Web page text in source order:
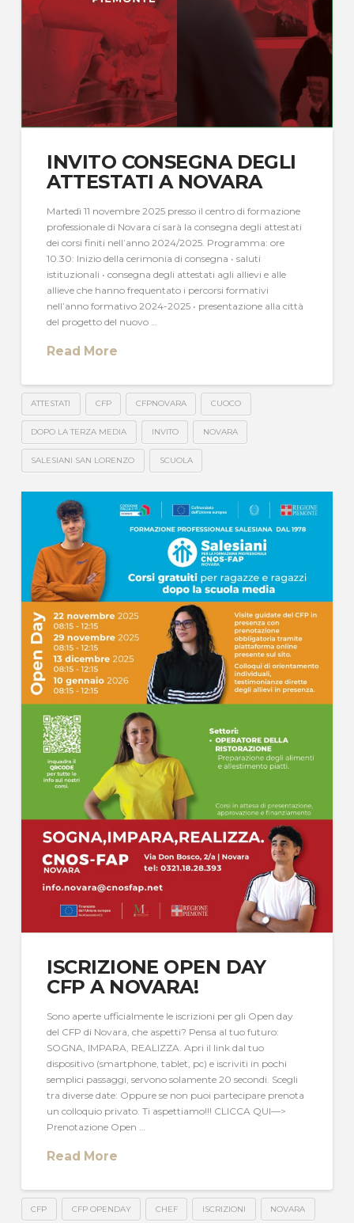
INVITO CONSEGNA DEGLI
ATTESTATI A NOVARA
Martedì 11 novembre 2025 presso il centro di formazione
professionale di Novara ci sarà la consegna degli attestati
dei corsi finiti nell’anno 2024/2025. Programma: ore
10.30: Inizio della cerimonia di consegna • saluti
istituzionali • consegna degli attestati agli allievi e alle
allieve che hanno frequentato i percorsi formativi
nell’anno formativo 2024-2025 • presentazione alla città
del progetto del nuovo …
Read More
ATTESTATI CFP CFPNOVARA CUOCO
DOPO LA TERZA MEDIA INVITO NOVARA
SALESIANI SAN LORENZO SCUOLA
ISCRIZIONE OPEN DAY
CFP A NOVARA!
Sono aperte ufficialmente le iscrizioni per gli Open day
del CFP di Novara, che aspetti? Pensa al tuo futuro:
SOGNA, IMPARA, REALIZZA. Apri il link dal tuo
dispositivo (smartphone, tablet, pc) e iscriviti in pochi
semplici passaggi, servono solamente 20 secondi. Scegli
tra diverse date: Oppure se non puoi partecipare prenota
un colloquio privato. Ti aspettiamo!!! CLICCA QUI—>
Prenotazione Open …
Read More
CFP CFP OPENDAY CHEF ISCRIZIONI NOVARA